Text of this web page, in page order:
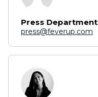
Press Department
press@feverup.com